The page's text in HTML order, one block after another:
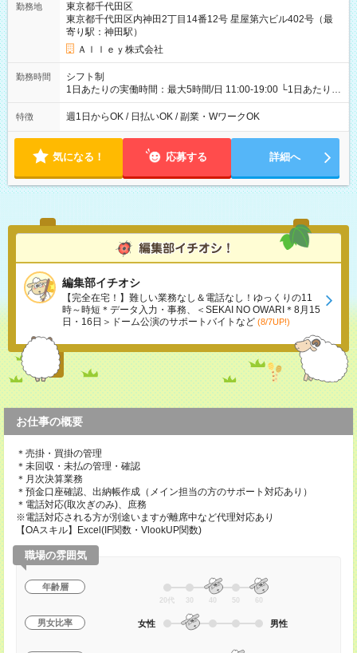
勤務地
東京都千代田区
東京都千代田区内神田2丁目14番12号 星屋第六ビル402号（最
寄り駅：神田駅）
Ａｌｌｅｙ株式会社
勤務時間
シフト制
1日あたりの実働時間：最大5時間/日 11:00-19:00 └1日あたりの
実働時間：1-5時間 └上記の時間帯内であれば、いつでも勤務可
能！ └平日・土曜日の中で、お好きな曜日でご勤務いただけま
18:00 などのように、自由な働き方が可能なお仕事です！
特徴 週1日からOK / 日払いOK / 副業・WワークOK
気になる！ 応募する 詳細へ
編集部イチオシ
【完全在宅！】難しい業務なし＆電話なし！ゆっくりの11
時～時短＊データ入力・事務、＜SEKAI NO OWARI＊8月15
日・16日＞ドーム公演のサポートバイトなど (8/7UP!)
お仕事の概要
＊売掛・買掛の管理
＊未回収・未払の管理・確認
＊月次決算業務
＊預金口座確認、出納帳作成（メイン担当の方のサポート対応あり）
＊電話対応(取次ぎのみ)、庶務
※電話対応される方が別途いますが離席中など代理対応あり
【OAスキル】Excel(IF関数・VlookUP関数)
職場の雰囲気
年齢層
20代 30 40 50 60
男女比率 女性 男性